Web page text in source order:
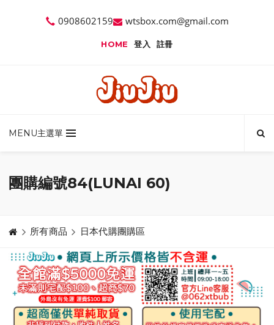
0908602159 wtsbox.com@gmail.com
HOME 登入 註冊
MENU主選單
團購編號84(LUNAI 60)
所有商品 日本代購團購區